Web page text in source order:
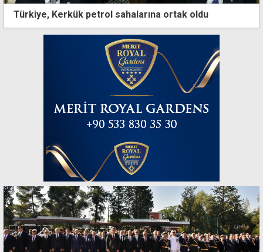
Türkiye, Kerkük petrol sahalarına ortak oldu